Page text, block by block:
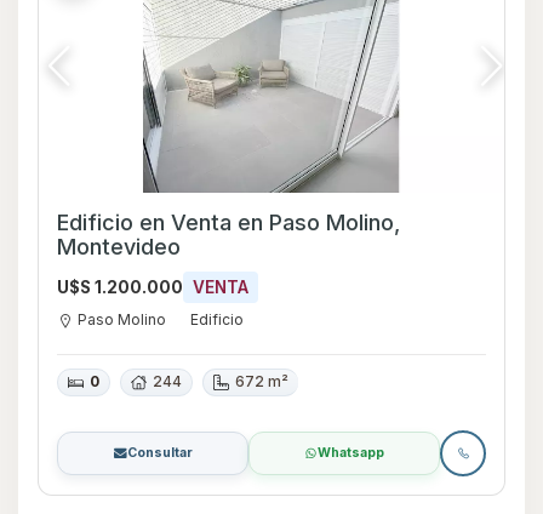
Edificio en Venta en Paso Molino,
Montevideo
U$S 1.200.000 VENTA
Paso Molino Edificio
0 244 672 m²
Consultar Whatsapp